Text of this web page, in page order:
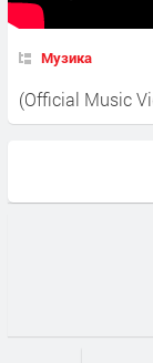
Музика
(Official Music